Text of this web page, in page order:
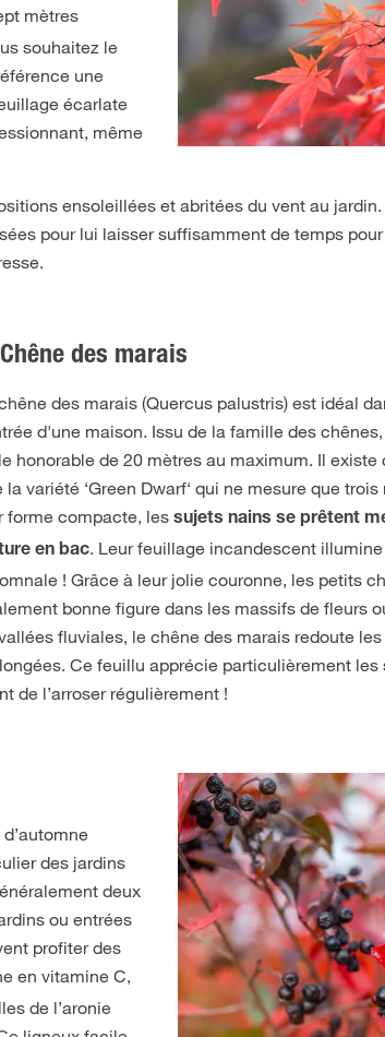
mètres
souhaitez le
une
écarlate
même
ensoleillées et abritées du vent au
pour lui laisser suffisamment de temps pour
des marais
des marais (Quercus palustris) est idéal
d'une maison. Issu de la famille des
honorable de 20 mètres au maximum. Il
la variété ‘Green Dwarf‘ qui ne mesure que
forme compacte, les sujets nains se prêtent
en bac. Leur feuillage incandescent
! Grâce à leur jolie couronne, les petits
bonne figure dans les massifs de fleurs
fluviales, le chêne des marais redoute
Ce feuillu apprécie particulièrement les
de l’arroser régulièrement !
des jardins
deux
ou entrées
profiter des
en vitamine C,
de l’aronie